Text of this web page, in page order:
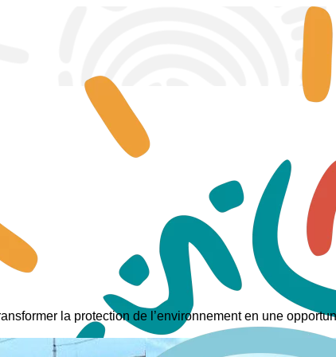
la protection de l’environnement en une